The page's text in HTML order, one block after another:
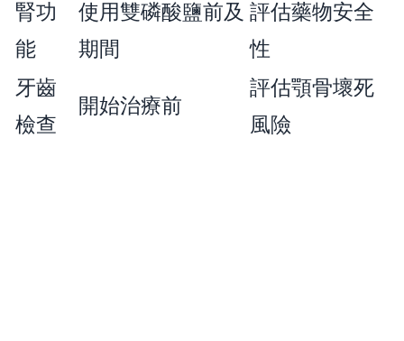
腎功
能
使用雙磷酸鹽前及
期間
評估藥物安全
性
牙齒
檢查
開始治療前
評估顎骨壞死
風險